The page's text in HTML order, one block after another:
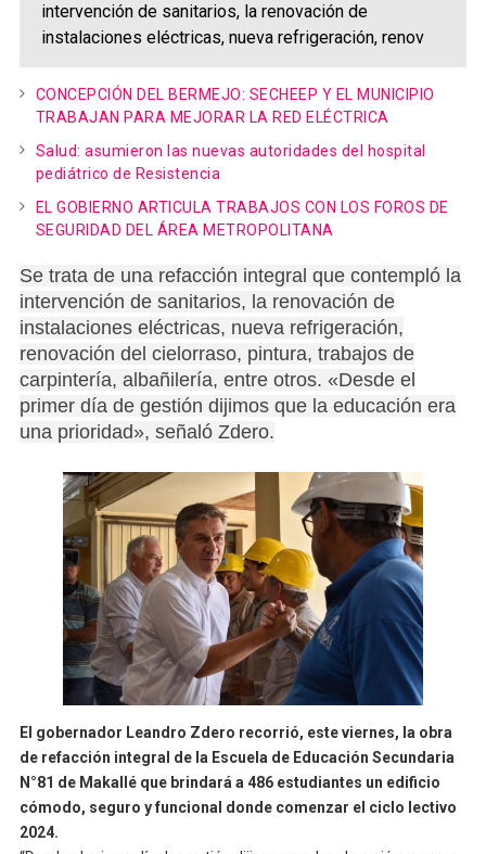
intervención de sanitarios, la renovación de
instalaciones eléctricas, nueva refrigeración, renov
CONCEPCIÓN DEL BERMEJO: SECHEEP Y EL MUNICIPIO
TRABAJAN PARA MEJORAR LA RED ELÉCTRICA
Salud: asumieron las nuevas autoridades del hospital
pediátrico de Resistencia
EL GOBIERNO ARTICULA TRABAJOS CON LOS FOROS DE
SEGURIDAD DEL ÁREA METROPOLITANA
Se trata de una refacción integral que contempló la
intervención de sanitarios, la renovación de
instalaciones eléctricas, nueva refrigeración,
renovación del cielorraso, pintura, trabajos de
carpintería, albañilería, entre otros. «Desde el
primer día de gestión dijimos que la educación era
una prioridad», señaló Zdero.
El gobernador Leandro Zdero recorrió, este viernes, la obra
de refacción integral de la Escuela de Educación Secundaria
N°81 de Makallé que brindará a 486 estudiantes un edificio
cómodo, seguro y funcional donde comenzar el ciclo lectivo
2024.